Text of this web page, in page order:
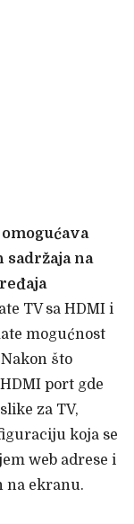
na
TV sa HDMI i
mogućnost
Nakon što
port gde
za TV,
koja se
web adrese i
na ekranu.